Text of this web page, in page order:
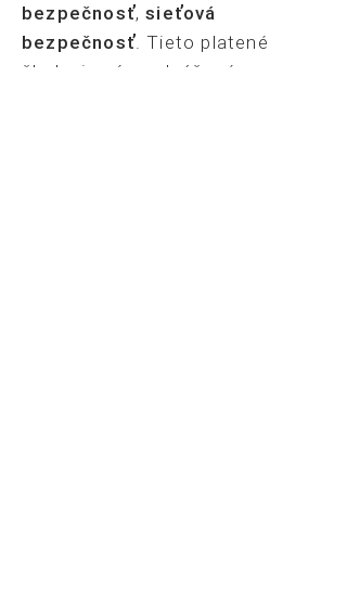
bezpečnosť,sieťová
bezpečnosť. Tieto platené
školenia sú prednášané